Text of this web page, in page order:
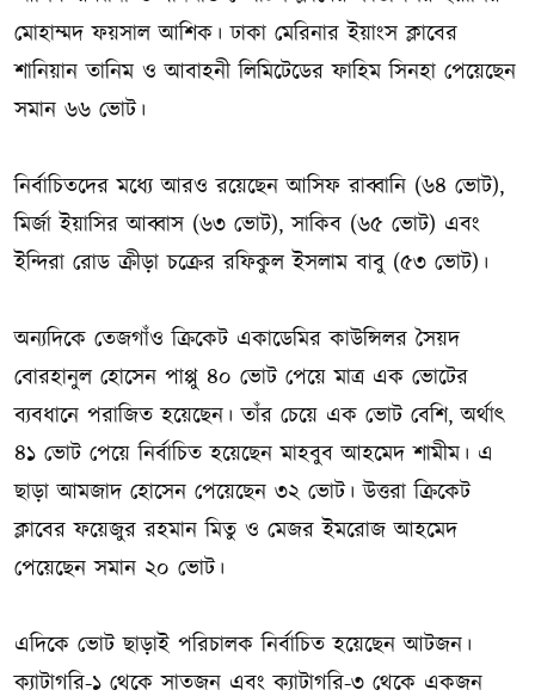
মোহাম্মদ ফয়সাল আশিক। ঢাকা মেরিনার ইয়াংস ক্লাবের
শানিয়ান তানিম ও আবাহনী লিমিটেডের ফাহিম সিনহা পেয়েছেন
সমান ৬৬ ভোট।
নির্বাচিতদের মধ্যে আরও রয়েছেন আসিফ রাব্বানি (৬৪ ভোট),
মির্জা ইয়াসির আব্বাস (৬৩ ভোট), সাকিব (৬৫ ভোট) এবং
ইন্দিরা রোড ক্রীড়া চক্রের রফিকুল ইসলাম বাবু (৫৩ ভোট)।
অন্যদিকে তেজগাঁও ক্রিকেট একাডেমির কাউন্সিলর সৈয়দ
বোরহানুল হোসেন পাপ্পু ৪০ ভোট পেয়ে মাত্র এক ভোটের
ব্যবধানে পরাজিত হয়েছেন। তাঁর চেয়ে এক ভোট বেশি, অর্থাৎ
৪১ ভোট পেয়ে নির্বাচিত হয়েছেন মাহবুব আহমেদ শামীম। এ
ছাড়া আমজাদ হোসেন পেয়েছেন ৩২ ভোট। উত্তরা ক্রিকেট
ক্লাবের ফয়েজুর রহমান মিতু ও মেজর ইমরোজ আহমেদ
পেয়েছেন সমান ২০ ভোট।
এদিকে ভোট ছাড়াই পরিচালক নির্বাচিত হয়েছেন আটজন।
ক্যাটাগরি-১ থেকে সাতজন এবং ক্যাটাগরি-৩ থেকে একজন